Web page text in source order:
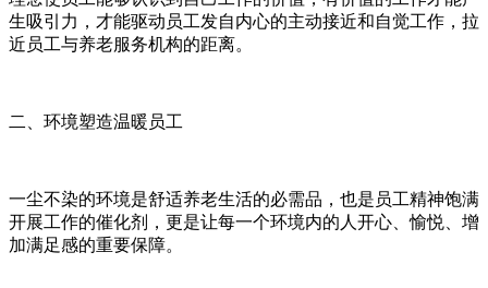
生吸引力，才能驱动员工发自内心的主动接近和自觉工作，拉
近员工与养老服务机构的距离。
二、环境塑造温暖员工
一尘不染的环境是舒适养老生活的必需品，也是员工精神饱满
开展工作的催化剂，更是让每一个环境内的人开心、愉悦、增
加满足感的重要保障。